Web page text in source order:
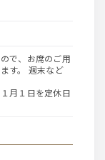
す。 週末など
月１日を定休日